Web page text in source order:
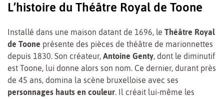
L’histoire du Théâtre Royal de Toone
Installé dans une maison datant de 1696, le Théâtre Royal
de Toone présente des pièces de théâtre de marionnettes
depuis 1830. Son créateur, Antoine Genty, dont le diminutif
est Toone, lui donne alors son nom. Ce dernier, durant près
de 45 ans, domina la scène bruxelloise avec ses
personnages hauts en couleur. Il créait lui-même les